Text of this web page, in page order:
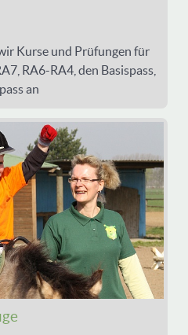
Kurse und Prüfungen für
RA6-RA4, den Basispass,
an